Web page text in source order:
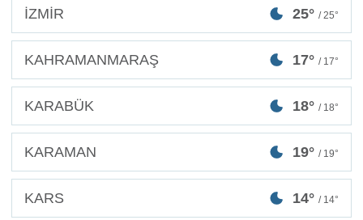
İZMİR 25° / 25°
KAHRAMANMARAŞ 17° / 17°
KARABÜK 18° / 18°
KARAMAN 19° / 19°
KARS 14° / 14°